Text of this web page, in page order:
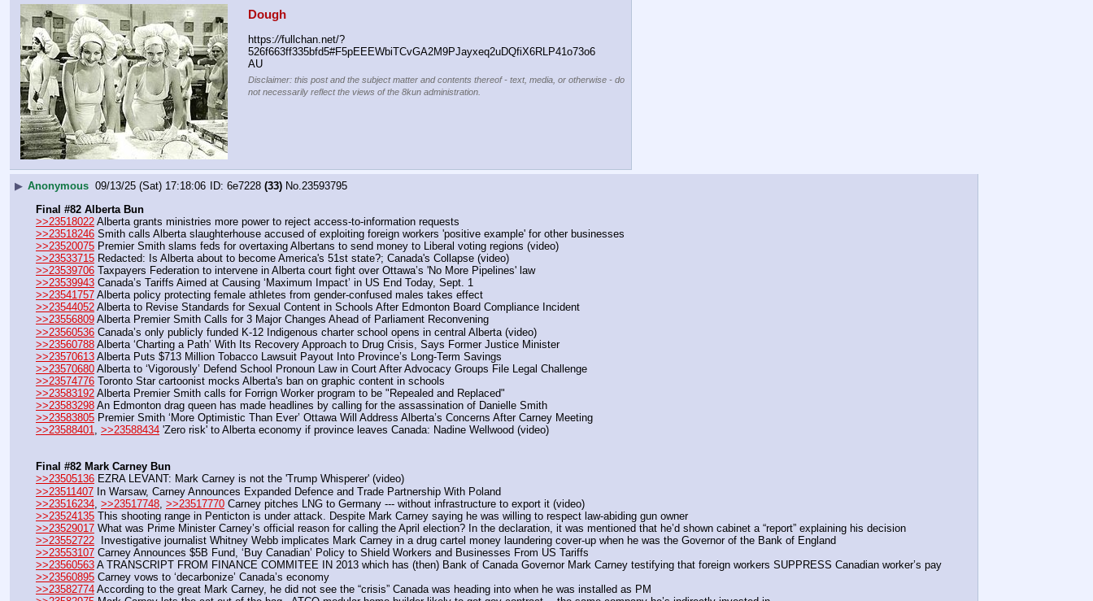
Dough
https://fullchan.net/?
526f663ff335bfd5#F5pEEEWbiTCvGA2M9PJayxeq2uDQfiX6RLP41o73o6
AU
Disclaimer: this post and the subject matter and contents thereof - text, media, or otherwise - do
not necessarily reflect the views of the 8kun administration.
▶ Anonymous 09/13/25 (Sat) 17:18:06 6e7228 (33) No.23593795
Final #82 Alberta Bun
>>23518022 Alberta grants ministries more power to reject access-to-information requests
>>23518246 Smith calls Alberta slaughterhouse accused of exploiting foreign workers 'positive example' for other businesses
>>23520075 Premier Smith slams feds for overtaxing Albertans to send money to Liberal voting regions (video)
>>23533715 Redacted: Is Alberta about to become America's 51st state?; Canada's Collapse (video)
>>23539706 Taxpayers Federation to intervene in Alberta court fight over Ottawa’s 'No More Pipelines' law
>>23539943 Canada’s Tariffs Aimed at Causing ‘Maximum Impact’ in US End Today, Sept. 1
>>23541757 Alberta policy protecting female athletes from gender-confused males takes effect
>>23544052 Alberta to Revise Standards for Sexual Content in Schools After Edmonton Board Compliance Incident
>>23556809 Alberta Premier Smith Calls for 3 Major Changes Ahead of Parliament Reconvening
>>23560536 Canada’s only publicly funded K-12 Indigenous charter school opens in central Alberta (video)
>>23560788 Alberta ‘Charting a Path’ With Its Recovery Approach to Drug Crisis, Says Former Justice Minister
>>23570613 Alberta Puts $713 Million Tobacco Lawsuit Payout Into Province’s Long-Term Savings
>>23570680 Alberta to ‘Vigorously’ Defend School Pronoun Law in Court After Advocacy Groups File Legal Challenge
>>23574776 Toronto Star cartoonist mocks Alberta's ban on graphic content in schools
>>23583192 Alberta Premier Smith calls for Forrign Worker program to be "Repealed and Replaced"
>>23583298 An Edmonton drag queen has made headlines by calling for the assassination of Danielle Smith
>>23583805 Premier Smith ‘More Optimistic Than Ever’ Ottawa Will Address Alberta’s Concerns After Carney Meeting
>>23588401, >>23588434 'Zero risk' to Alberta economy if province leaves Canada: Nadine Wellwood (video)
Final #82 Mark Carney Bun
>>23505136 EZRA LEVANT: Mark Carney is not the 'Trump Whisperer' (video)
>>23511407 In Warsaw, Carney Announces Expanded Defence and Trade Partnership With Poland
>>23516234 >>23517748 >>23517770 Carney pitches LNG to Germany --- without infrastructure to export it (video)
>>23524135 This shooting range in Penticton is under attack. Despite Mark Carney saying he was willing to respect law-abiding gun owner
>>23529017 What was Prime Minister Carney’s official reason for calling the April election? In the declaration, it was mentioned that he’d shown cabinet a “report” explaining his decision
>>23552722
  Investigative journalist Whitney Webb implicates Mark Carney in a drug cartel money laundering cover-up when he was the Governor of the Bank of England
>>23553107 Carney Announces $5B Fund, ‘Buy Canadian’ Policy to Shield Workers and Businesses From US Tariffs
>>23560563 A TRANSCRIPT FROM FINANCE COMMITEE IN 2013 which has (then) Bank of Canada Governor Mark Carney testifying that foreign workers SUPPRESS Canadian worker’s pay
>>23560895 Carney vows to ‘decarbonize’ Canada’s economy
>>23582774 According to the great Mark Carney, he did not see the “crisis” Canada was heading into when he was installed as PM